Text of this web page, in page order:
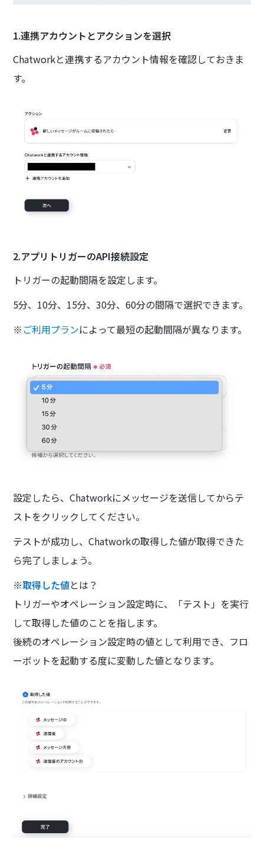
1.連携アカウントとアクションを選択
Chatworkと連携するアカウント情報を確認しておきま
す。
2.アプリトリガーのAPI接続設定
トリガーの起動間隔を設定します。
5分、10分、15分、30分、60分の間隔で選択できます。
※ご利用プランによって最短の起動間隔が異なります。
設定したら、Chatworkにメッセージを送信してからテ
ストをクリックしてください。
テストが成功し、Chatworkの取得した値が取得できた
ら完了しましょう。
※取得した値とは？
トリガーやオペレーション設定時に、「テスト」を実行
して取得した値のことを指します。
後続のオペレーション設定時の値として利用でき、フロ
ーボットを起動する度に変動した値となります。